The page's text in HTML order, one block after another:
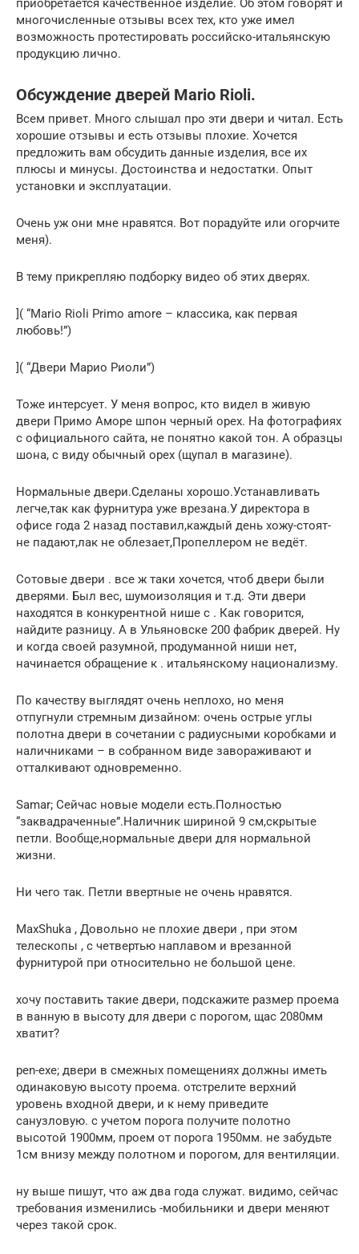
приобретается качественное изделие. Об этом говорят и
многочисленные отзывы всех тех, кто уже имел
возможность протестировать российско-итальянскую
продукцию лично.
Обсуждение дверей Mario Rioli.
Всем привет. Много слышал про эти двери и читал. Есть
хорошие отзывы и есть отзывы плохие. Хочется
предложить вам обсудить данные изделия, все их
плюсы и минусы. Достоинства и недостатки. Опыт
установки и эксплуатации.
Очень уж они мне нравятся. Вот порадуйте или огорчите
меня).
В тему прикрепляю подборку видео об этих дверях.
]( “Mario Rioli Primo amore – классика, как первая
любовь!”)
]( “Двери Марио Риоли”)
Тоже интерсует. У меня вопрос, кто видел в живую
двери Примо Аморе шпон черный орех. На фотографиях
с официального сайта, не понятно какой тон. А образцы
шона, с виду обычный орех (щупал в магазине).
Нормальные двери.Сделаны хорошо.Устанавливать
легче,так как фурнитура уже врезана.У директора в
офисе года 2 назад поставил,каждый день хожу-стоят-
не падают,лак не облезает,Пропеллером не ведёт.
Сотовые двери . все ж таки хочется, чтоб двери были
дверями. Был вес, шумоизоляция и т.д. Эти двери
находятся в конкурентной нише с . Как говорится,
найдите разницу. А в Ульяновске 200 фабрик дверей. Ну
и когда своей разумной, продуманной ниши нет,
начинается обращение к . итальянскому национализму.
По качеству выглядят очень неплохо, но меня
отпугнули стремным дизайном: очень острые углы
полотна двери в сочетании с радиусными коробками и
наличниками – в собранном виде завораживают и
отталкивают одновременно.
Samar; Сейчас новые модели есть.Полностью
“заквадраченные”.Наличник шириной 9 см,скрытые
петли. Вообще,нормальные двери для нормальной
жизни.
Ни чего так. Петли ввертные не очень нравятся.
MaxShuka , Довольно не плохие двери , при этом
телескопы , с четвертью наплавом и врезанной
фурнитурой при относительно не большой цене.
хочу поставить такие двери, подскажите размер проема
в ванную в высоту для двери с порогом, щас 2080мм
хватит?
pen-exe; двери в смежных помещениях должны иметь
одинаковую высоту проема. отстрелите верхний
уровень входной двери, и к нему приведите
санузловую. с учетом порога получите полотно
высотой 1900мм, проем от порога 1950мм. не забудьте
1см внизу между полотном и порогом, для вентиляции.
ну выше пишут, что аж два года служат. видимо, сейчас
требования изменились -мобильники и двери меняют
через такой срок.